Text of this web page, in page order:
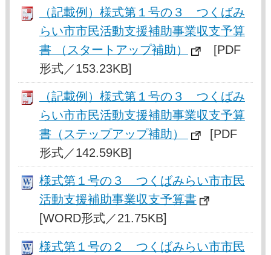
（記載例）様式第１号の３ つくばみ
らい市市民活動支援補助事業収支予算
書 （スタートアップ補助）
[PDF
形式／153.23KB]
（記載例）様式第１号の３ つくばみ
らい市市民活動支援補助事業収支予算
書（ステップアップ補助）
[PDF
形式／142.59KB]
様式第１号の３ つくばみらい市市民
活動支援補助事業収支予算書
[WORD形式／21.75KB]
様式第１号の２ つくばみらい市市民